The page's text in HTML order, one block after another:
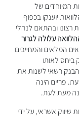
המיוחדים של
יוענקו בכפוף
ובהתאם לנהלי
עלולה לגרור
המלאים והמחייבים
ביחס לאותו
הבנק רשאי לשנות את
פריים הינה
מעת לעת.
אשראי, על ידי